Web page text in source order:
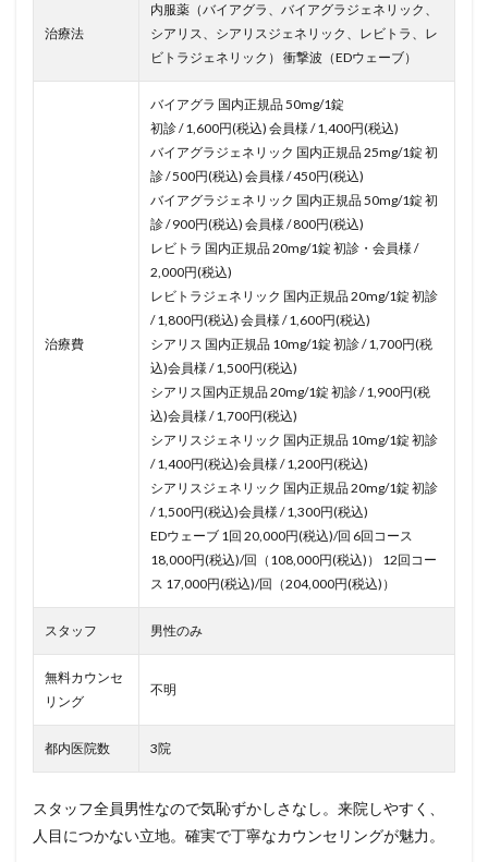
治療法
内服薬（バイアグラ、バイアグラジェネリック、
シアリス、シアリスジェネリック、レビトラ、レ
ビトラジェネリック） 衝撃波（EDウェーブ）
治療費
バイアグラ 国内正規品 50mg/1錠
初診 / 1,600円(税込) 会員様 / 1,400円(税込)
バイアグラジェネリック 国内正規品 25mg/1錠 初
診 / 500円(税込) 会員様 / 450円(税込)
バイアグラジェネリック 国内正規品 50mg/1錠 初
診 / 900円(税込) 会員様 / 800円(税込)
レビトラ 国内正規品 20mg/1錠 初診・会員様 /
2,000円(税込)
レビトラジェネリック 国内正規品 20mg/1錠 初診
/ 1,800円(税込) 会員様 / 1,600円(税込)
シアリス 国内正規品 10mg/1錠 初診 / 1,700円(税
込)会員様 / 1,500円(税込)
シアリス国内正規品 20mg/1錠 初診 / 1,900円(税
込)会員様 / 1,700円(税込)
シアリスジェネリック 国内正規品 10mg/1錠 初診
/ 1,400円(税込)会員様 / 1,200円(税込)
シアリスジェネリック 国内正規品 20mg/1錠 初診
/ 1,500円(税込)会員様 / 1,300円(税込)
EDウェーブ 1回 20,000円(税込)/回 6回コース
18,000円(税込)/回（108,000円(税込)） 12回コー
ス 17,000円(税込)/回（204,000円(税込)）
スタッフ 男性のみ
無料カウンセ
リング
不明
都内医院数 3院
スタッフ全員男性なので気恥ずかしさなし。来院しやすく、
人目につかない立地。確実で丁寧なカウンセリングが魅力。